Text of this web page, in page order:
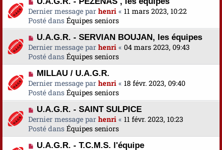
g
e
e
s
s
a
g
e
e
a
u
m
e
s
s
a
g
e
o
u
v
e
a
u
m
e
s
s
a
g
e
Dernier message par henri « 11 mars 2023, 10:22
Posté dans Équipes seniors
N
o
u
v
e
a
u
m
e
s
s
a
U.A.G.R. - SERVIAN BOUJAN, les équipes
Dernier message par henri « 04 mars 2023, 09:43
Posté dans Équipes seniors
N
o
u
v
e
a
u
m
e
MILLAU / U.A.G.R.
Dernier message par henri « 18 févr. 2023, 09:40
Posté dans Équipes seniors
N
o
u
v
e
U.A.G.R. - SAINT SULPICE
Dernier message par henri « 11 févr. 2023, 10:23
Posté dans Équipes seniors
NU.A.G.R. - T.C.M.S. l'équipe